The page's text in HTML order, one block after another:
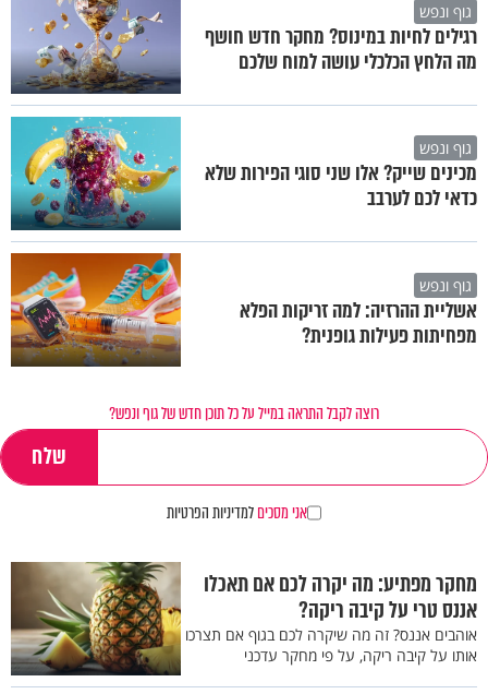
גוף ונפש
רגילים לחיות במינוס? מחקר חדש חושף
מה הלחץ הכלכלי עושה למוח שלכם
גוף ונפש
מכינים שייק? אלו שני סוגי הפירות שלא
כדאי לכם לערבב
גוף ונפש
אשליית ההרזיה: למה זריקות הפלא
מפחיתות פעילות גופנית?
רוצה לקבל התראה במייל על כל תוכן חדש של גוף ונפש?
אני מסכיםלמדיניות הפרטיות
מחקר מפתיע: מה יקרה לכם אם תאכלו
אננס טרי על קיבה ריקה?
אוהבים אננס? זה מה שיקרה לכם בגוף אם תצרכו
אותו על קיבה ריקה, על פי מחקר עדכני